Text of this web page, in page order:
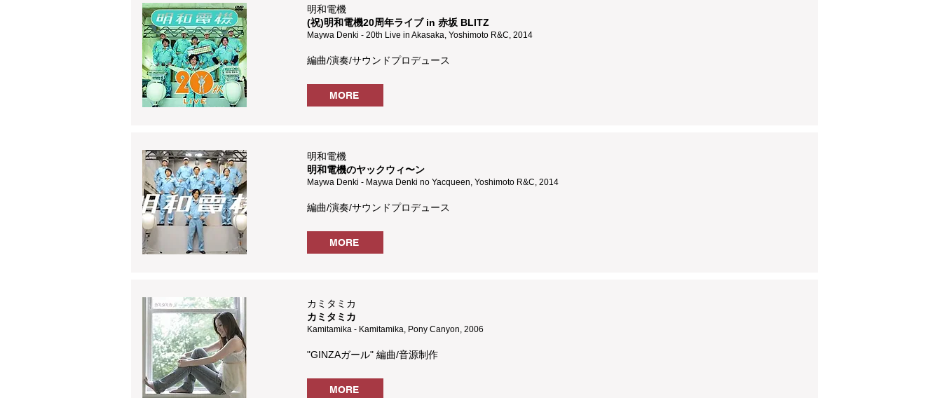
明和電機
(祝)明和電機20周年ライブ in 赤坂 BLITZ
Maywa Denki - 20th Live in Akasaka, Yoshimoto R&C, 2014
編曲/演奏/サウンドプロデュース
MORE
明和電機
明和電機のヤックウィ〜ン
Maywa Denki - Maywa Denki no Yacqueen, Yoshimoto R&C, 2014
編曲/演奏/サウンドプロデュース
MORE
カミタミカ
カミタミカ
Kamitamika - Kamitamika, Pony Canyon, 2006
"GINZAガール" 編曲/音源制作
MORE